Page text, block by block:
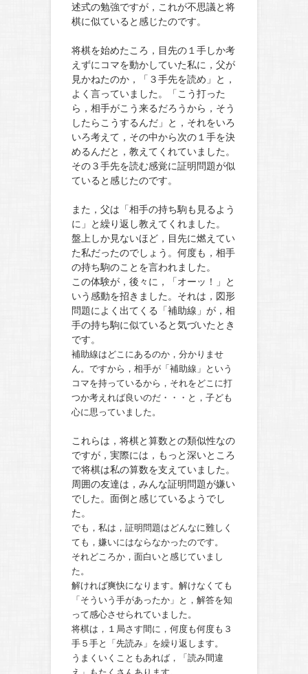
述式の勉強ですが，これが不思議と将
棋に似ていると感じたのです。
将棋を始めたころ，目先の１手しか考
えずにコマを動かしていた私に，父が
見かねたのか，「３手先を読め」と，
よく言っていました。「こう打った
ら，相手がこう来るだろうから，そう
したらこうするんだ」と，それをいろ
いろ考えて，その中から次の１手を決
めるんだと，教えてくれていました。
その３手先を読む感覚に証明問題が似
ていると感じたのです。
また，父は「相手の持ち駒も見るよう
に」と繰り返し教えてくれました。
盤上しか見ないほど，目先に燃えてい
た私だったのでしょう。何度も，相手
の持ち駒のことを言われました。
この体験が，後々に，「オーッ！」と
いう感動を招きました。それは，図形
問題によく出てくる「補助線」が，相
手の持ち駒に似ていると気づいたとき
です。
補助線はどこにあるのか，分かりませ
ん。ですから，相手が「補助線」という
コマを持っているから，それをどこに打
つか考えれば良いのだ・・・と，子ども
心に思っていました。
これらは，将棋と算数との類似性なの
ですが，実際には，もっと深いところ
で将棋は私の算数を支えていました。
周囲の友達は，みんな証明問題が嫌い
でした。面倒と感じているようでし
た。
でも，私は，証明問題はどんなに難しく
ても，嫌いにはならなかったのです。
それどころか，面白いと感じていまし
た。
解ければ爽快になります。解けなくても
「そういう手があったか」と，解答を知
って感心させられていました。
将棋は，１局さす間に，何度も何度も３
手５手と「先読み」を繰り返します。
うまくいくこともあれば，「読み間違